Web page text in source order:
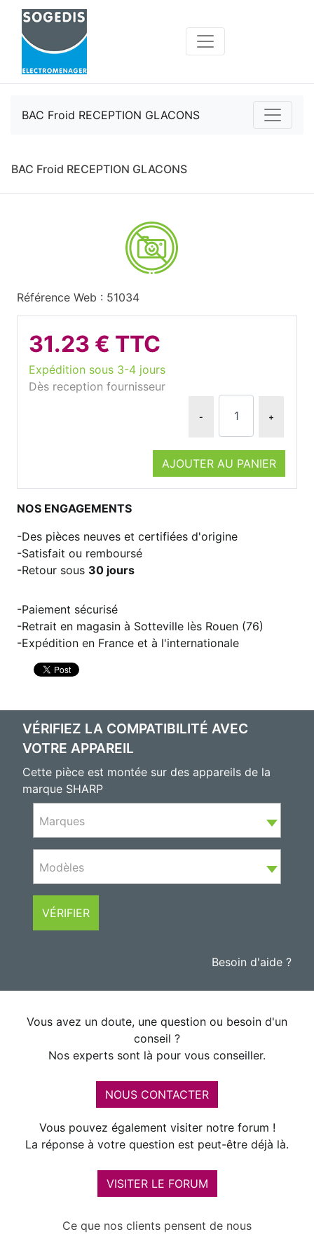
BAC Froid RECEPTION GLACONS
BAC Froid RECEPTION GLACONS
Référence Web : 51034
31.23 € TTC
Expédition sous 3-4 jours
Dès reception fournisseur
- +
AJOUTER AU PANIER
NOS ENGAGEMENTS
Des pièces neuves et certifiées d'origine
Satisfait ou remboursé
Retour sous 30 jours
Paiement sécurisé
Retrait en magasin à Sotteville lès Rouen (76)
Expédition en France et à l'internationale
VÉRIFIEZ LA COMPATIBILITÉ AVEC
VOTRE APPAREIL
Cette pièce est montée sur des appareils de la
marque SHARP
Marques
Modèles
VÉRIFIER
Besoin d'aide ?
Vous avez un doute, une question ou besoin d'un
conseil ?
Nos experts sont là pour vous conseiller.
NOUS CONTACTER
Vous pouvez également visiter notre forum !
La réponse à votre question est peut-être déjà là.
VISITER LE FORUM
Ce que nos clients pensent de nous